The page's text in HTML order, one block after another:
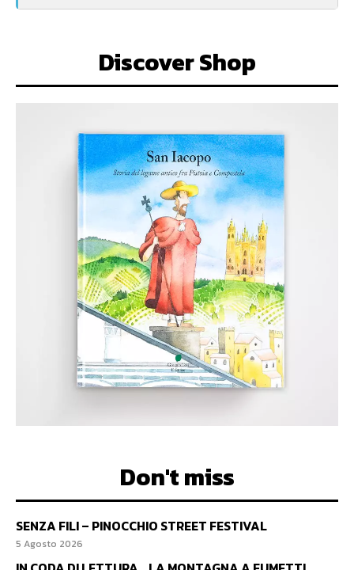
Discover Shop
Don't miss
SENZA FILI – PINOCCHIO STREET FESTIVAL
5 Agosto 2026